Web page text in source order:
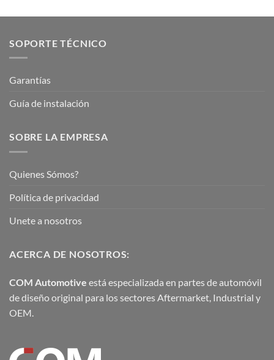
SOPORTE TÉCNICO
Garantías
Guía de instalación
SOBRE LA EMPRESA
Quienes Sómos?
Política de privacidad
Unete a nosotros
ACERCA DE NOSOTROS:
COM Automotive está especializada en partes de automóvil
de diseño original para los sectores Aftermarket, Industrial y
OEM.